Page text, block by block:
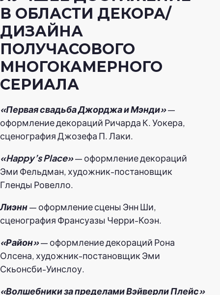
В ОБЛАСТИ ДЕКОРА/
ДИЗАЙНА
ПОЛУЧАСОВОГО
МНОГОКАМЕРНОГО
СЕРИАЛА
«Первая свадьба Джорджа и Мэнди»—
оформление декораций Ричарда К. Уокера,
сценография Джозефа П. Лаки.
«Happy’s Place»— оформление декораций
Эми Фельдман, художник-постановщик
Гленды Ровелло.
Лиэнн— оформление сцены Энн Ши,
сценография Франсуазы Черри-Коэн.
«Район»— оформление декораций Рона
Олсена, художник-постановщик Эми
Скьонсби-Уинслоу.
«Волшебники за пределами Вэйверли Плейс»